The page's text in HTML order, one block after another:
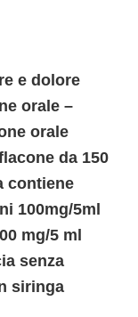
e dolore
orale –
orale
da 150
contiene
100mg/5ml
mg/5 ml
senza
siringa